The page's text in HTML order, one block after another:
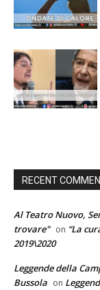
RECENT
Al Teatro Nuovo,
trovare" on “La
2019\2020
Leggende della
Bussola on